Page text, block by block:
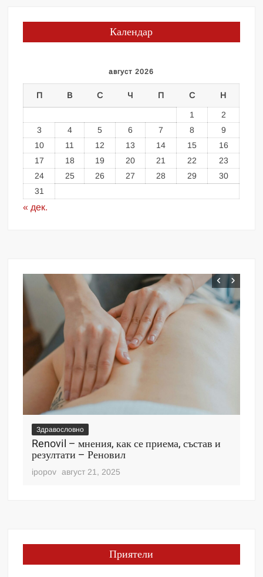
Календар
август 2026
П В С Ч П С Н
1
2
3
4 5 6 7 8
9
10
11 12 13 14 15
16
17
18 19 20 21 22
23
24
25 26 27 28 29
30
31
« дек.
Здравословно
Renovil – мнения, как се приема, състав и
резултати – Реновил
ipopov август 21, 2025
Приятели